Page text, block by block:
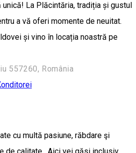
La Plăcintăria, tradiția și gustul
a vă oferi momente de neuitat.
și vino în locația noastră pe
557260, România
cu multă pasiune, răbdare şi